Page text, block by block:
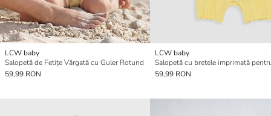
LCW baby
Salopetă de Fetițe Vărgată cu Guler Rotund
59,99 RON
LCW baby
59,99 RON